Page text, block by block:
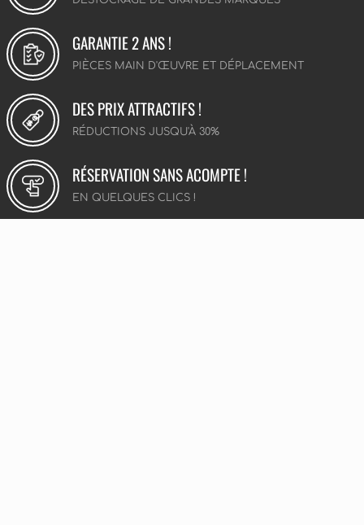
GARANTIE 2 ANS !
PIÈCES MAIN D'ŒUVRE ET DÉPLACEMENT
DES PRIX ATTRACTIFS !
RÉDUCTIONS JUSQU'À 30%
RÉSERVATION SANS ACOMPTE !
EN QUELQUES CLICS !